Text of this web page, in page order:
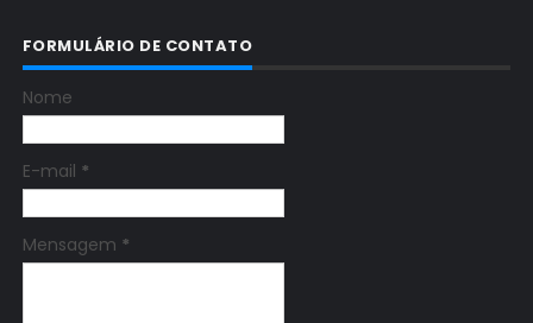
FORMULÁRIO DE CONTATO
Nome
E-mail *
Mensagem *